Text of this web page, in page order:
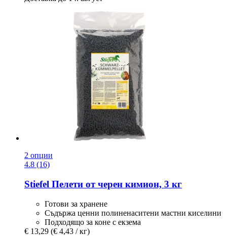
2 опции
4.8 (16)
Stiefel Пелети от черен кимион, 3 кг
Готови за хранене
Съдържа ценни полиненаситени мастни киселини
Подходящо за коне с екзема
€ 13,29 (€ 4,43 / кг)